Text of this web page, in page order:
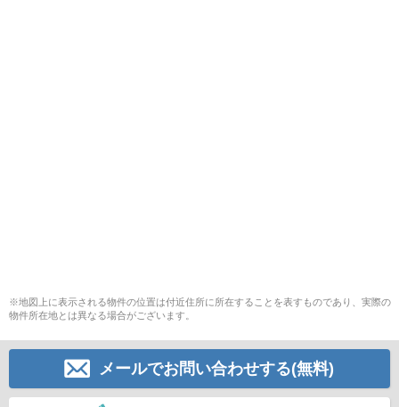
※地図上に表示される物件の位置は付近住所に所在することを表すものであり、実際の
物件所在地とは異なる場合がございます。
メールでお問い合わせする(無料)